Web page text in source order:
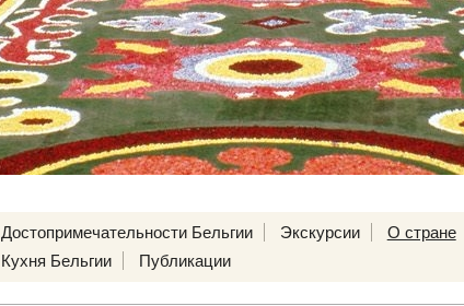
Достопримечательности Бельгии Экскурсии О стране
Кухня Бельгии
Публикации